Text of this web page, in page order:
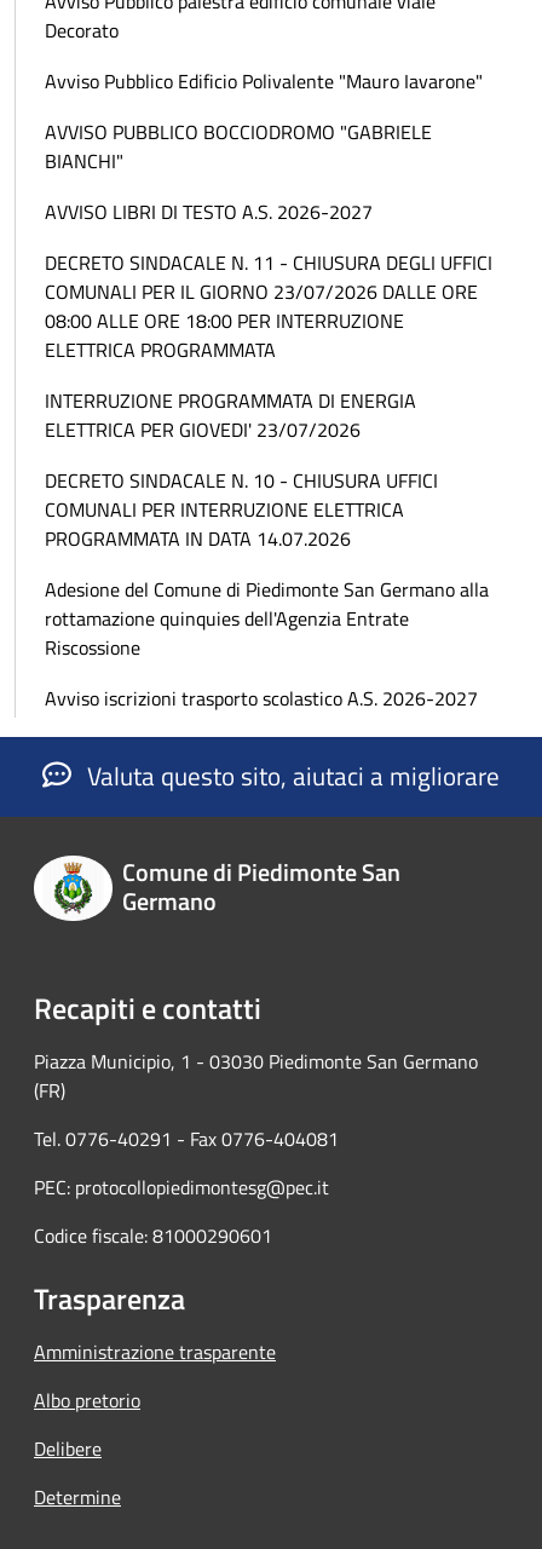
Decorato
Avviso Pubblico Edificio Polivalente "Mauro Iavarone"
AVVISO PUBBLICO BOCCIODROMO "GABRIELE
BIANCHI"
AVVISO LIBRI DI TESTO A.S. 2026-2027
DECRETO SINDACALE N. 11 - CHIUSURA DEGLI UFFICI
COMUNALI PER IL GIORNO 23/07/2026 DALLE ORE
08:00 ALLE ORE 18:00 PER INTERRUZIONE
ELETTRICA PROGRAMMATA
INTERRUZIONE PROGRAMMATA DI ENERGIA
ELETTRICA PER GIOVEDI' 23/07/2026
DECRETO SINDACALE N. 10 - CHIUSURA UFFICI
COMUNALI PER INTERRUZIONE ELETTRICA
PROGRAMMATA IN DATA 14.07.2026
Adesione del Comune di Piedimonte San Germano alla
rottamazione quinquies dell'Agenzia Entrate
Riscossione
Avviso iscrizioni trasporto scolastico A.S. 2026-2027
Valuta questo sito, aiutaci a migliorare
Comune di Piedimonte San
Germano
Recapiti e contatti
Piazza Municipio, 1 - 03030 Piedimonte San Germano
(FR)
Tel. 0776-40291 - Fax 0776-404081
PEC: protocollopiedimontesg@pec.it
Codice fiscale: 81000290601
Trasparenza
Amministrazione trasparente
Albo pretorio
Delibere
Determine